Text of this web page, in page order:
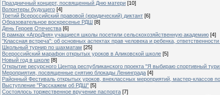
Праздничный концерт, посвященный Дню матери [10]
Волонтеры будущего [4]
Третий Всероссийский правовой (юридический) диктант [6]
Образовательное воскресенье РДШ [8]
День Героев Отечества [6]
В рамках «АгроДня» учащиеся школы посетили сельскохозяйственную академию [4]
"Классная встреча": об основных аспектах прав человека и ребенка,
Школьный турнир по шахматам [25]
Всероссийский марафон открытых уроков в Аликовской школе [5]
Новый год в школе [8]
Открытие ресурсного Центра республиканского проекта "Я выбираю спортивный
Мероприятия, посвященные снятию блокады Ленинграда [4]
Районный Фестиваль открытых уроков, внеклассных мероприятий, мастер-классов
Выступление "Расскажем об РДШ" [5]
Состоялось торжественное вручение паспорта [7]